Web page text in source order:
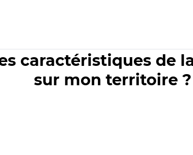
caractéristiques de
sur mon territoire ?